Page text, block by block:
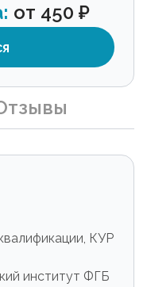
от 450 ₽
КУР
институт ФГБ